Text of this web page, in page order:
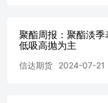
醇4550-4800左
据：（1）短纤开
业订单天数下降
市场核心逻辑：
聚酯周报：聚酯淡
低吸高抛为主
信达期货 2024-07-21